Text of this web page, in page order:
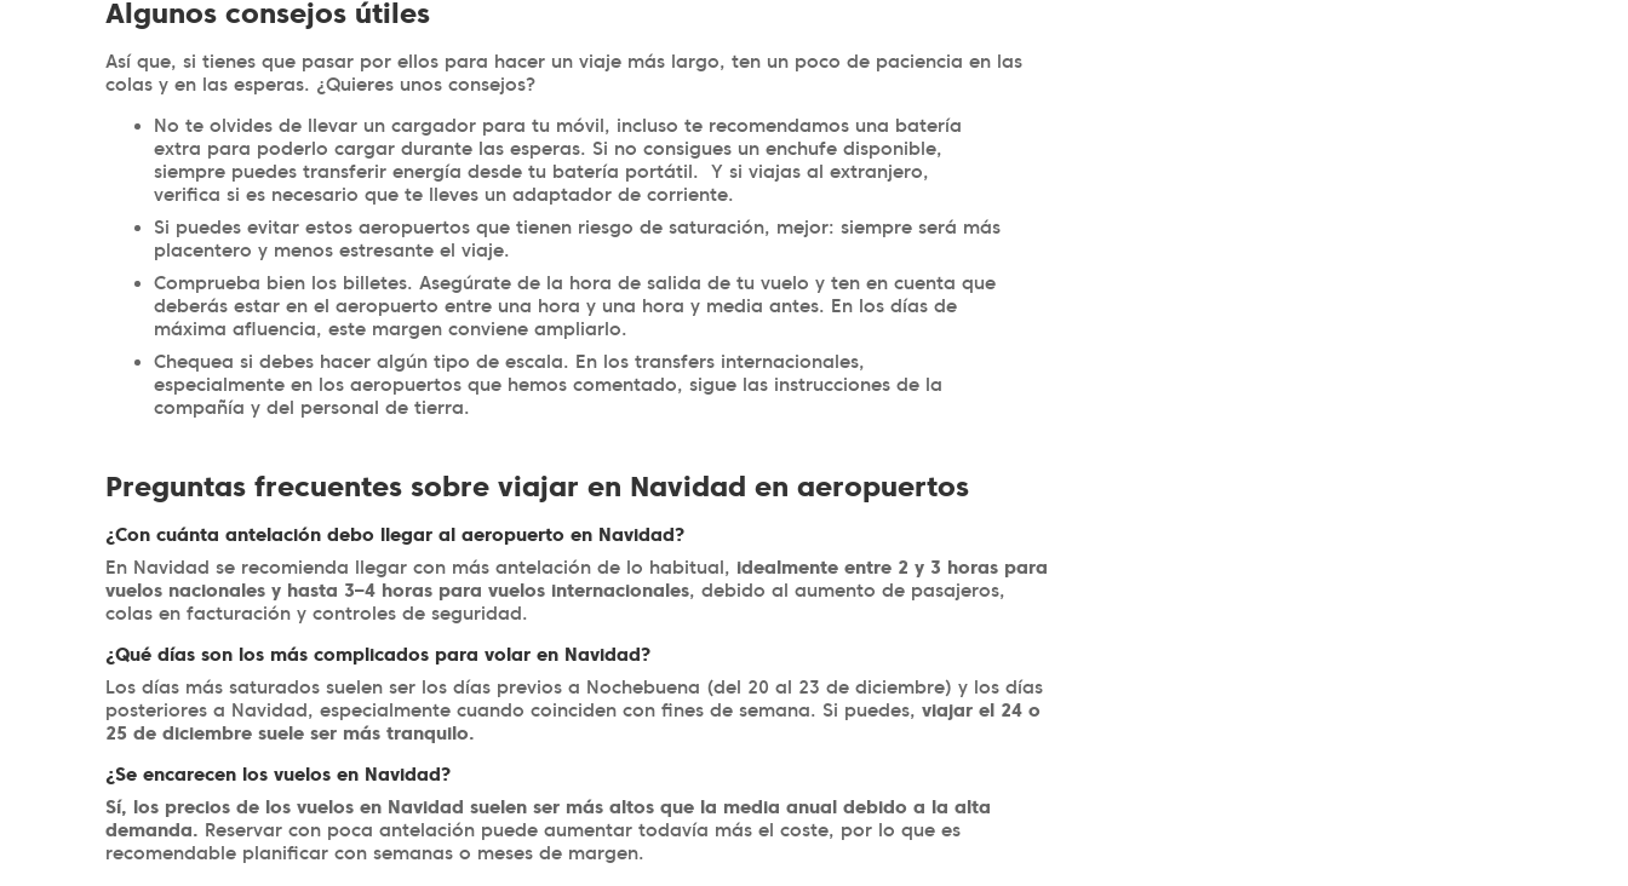
Algunos consejos útiles
Así que, si tienes que pasar por ellos para hacer un viaje más largo, ten un poco de paciencia en las
colas y en las esperas. ¿Quieres unos consejos?
No te olvides de llevar un cargador para tu móvil, incluso te recomendamos una batería
extra para poderlo cargar durante las esperas. Si no consigues un enchufe disponible,
siempre puedes transferir energía desde tu batería portátil. Y si viajas al extranjero,
verifica si es necesario que te lleves un adaptador de corriente.
Si puedes evitar estos aeropuertos que tienen riesgo de saturación, mejor: siempre será más
placentero y menos estresante el viaje.
Comprueba bien los billetes. Asegúrate de la hora de salida de tu vuelo y ten en cuenta que
deberás estar en el aeropuerto entre una hora y una hora y media antes. En los días de
máxima afluencia, este margen conviene ampliarlo.
Chequea si debes hacer algún tipo de escala. En los transfers internacionales,
especialmente en los aeropuertos que hemos comentado, sigue las instrucciones de la
compañía y del personal de tierra.
Preguntas frecuentes sobre viajar en Navidad en aeropuertos
¿Con cuánta antelación debo llegar al aeropuerto en Navidad?
En Navidad se recomienda llegar con más antelación de lo habitual, idealmente entre 2 y 3 horas para
vuelos nacionales y hasta 3–4 horas para vuelos internacionales, debido al aumento de pasajeros,
colas en facturación y controles de seguridad.
¿Qué días son los más complicados para volar en Navidad?
Los días más saturados suelen ser los días previos a Nochebuena (del 20 al 23 de diciembre) y los días
posteriores a Navidad, especialmente cuando coinciden con fines de semana. Si puedes, viajar el 24 o
25 de diciembre suele ser más tranquilo.
¿Se encarecen los vuelos en Navidad?
Sí, los precios de los vuelos en Navidad suelen ser más altos que la media anual debido a la alta
demanda. Reservar con poca antelación puede aumentar todavía más el coste, por lo que es
recomendable planificar con semanas o meses de margen.